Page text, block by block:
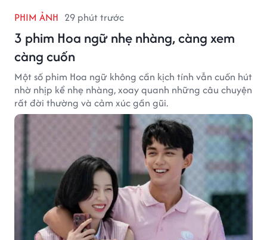
PHIM ẢNH 29 phút trước
3 phim Hoa ngữ nhẹ nhàng, càng xem
càng cuốn
Một số phim Hoa ngữ không cần kịch tính vẫn cuốn hút
nhờ nhịp kể nhẹ nhàng, xoay quanh những câu chuyện
rất đời thường và cảm xúc gần gũi.